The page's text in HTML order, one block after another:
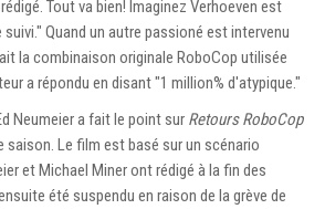
Tout va bien! Imaginez Verhoeven est
Quand un autre passioné est intervenu
la combinaison originale RoboCop utilisée
a répondu en disant "1 million% d'atypique."
Neumeier a fait le point sur Retours RoboCop
saison. Le film est basé sur un scénario
et Michael Miner ont rédigé à la fin des
été suspendu en raison de la grève de